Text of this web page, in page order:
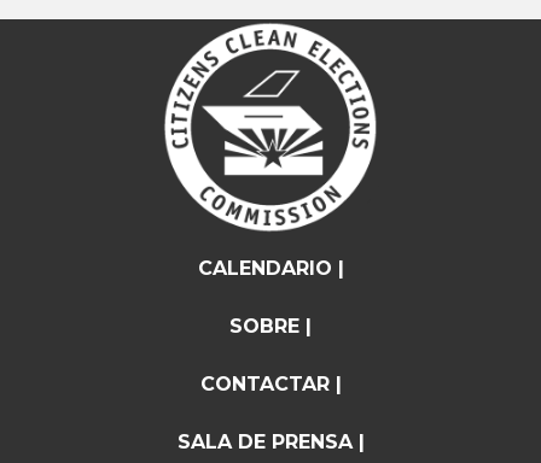
CALENDARIO |
SOBRE |
CONTACTAR |
SALA DE PRENSA |